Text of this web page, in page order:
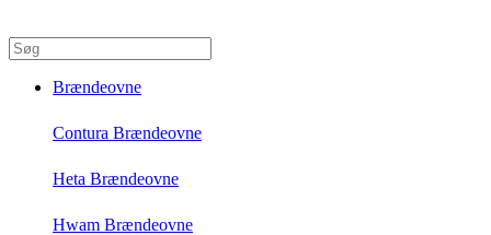
Brændeovne
Contura Brændeovne
Heta Brændeovne
Hwam Brændeovne